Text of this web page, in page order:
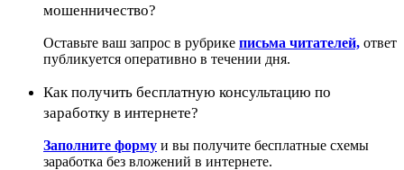
мошенничество?
Оставьте ваш запрос в рубрике письма читателей, ответ
публикуется оперативно в течении дня.
Как получить бесплатную консультацию по
заработку в интернете?
Заполните форму и вы получите бесплатные схемы
заработка без вложений в интернете.